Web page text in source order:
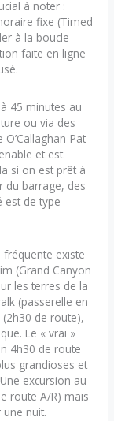
à noter :
fixe (Timed
à la boucle
faite en ligne
45 minutes au
ou via des
Pat
et est
si on est prêt à
du barrage, des
est de type
fréquente existe
(Grand Canyon
les terres de la
(passerelle en
(2h30 de route),
Le « vrai »
4h30 de route
grandioses et
excursion au
route A/R) mais
nuit.